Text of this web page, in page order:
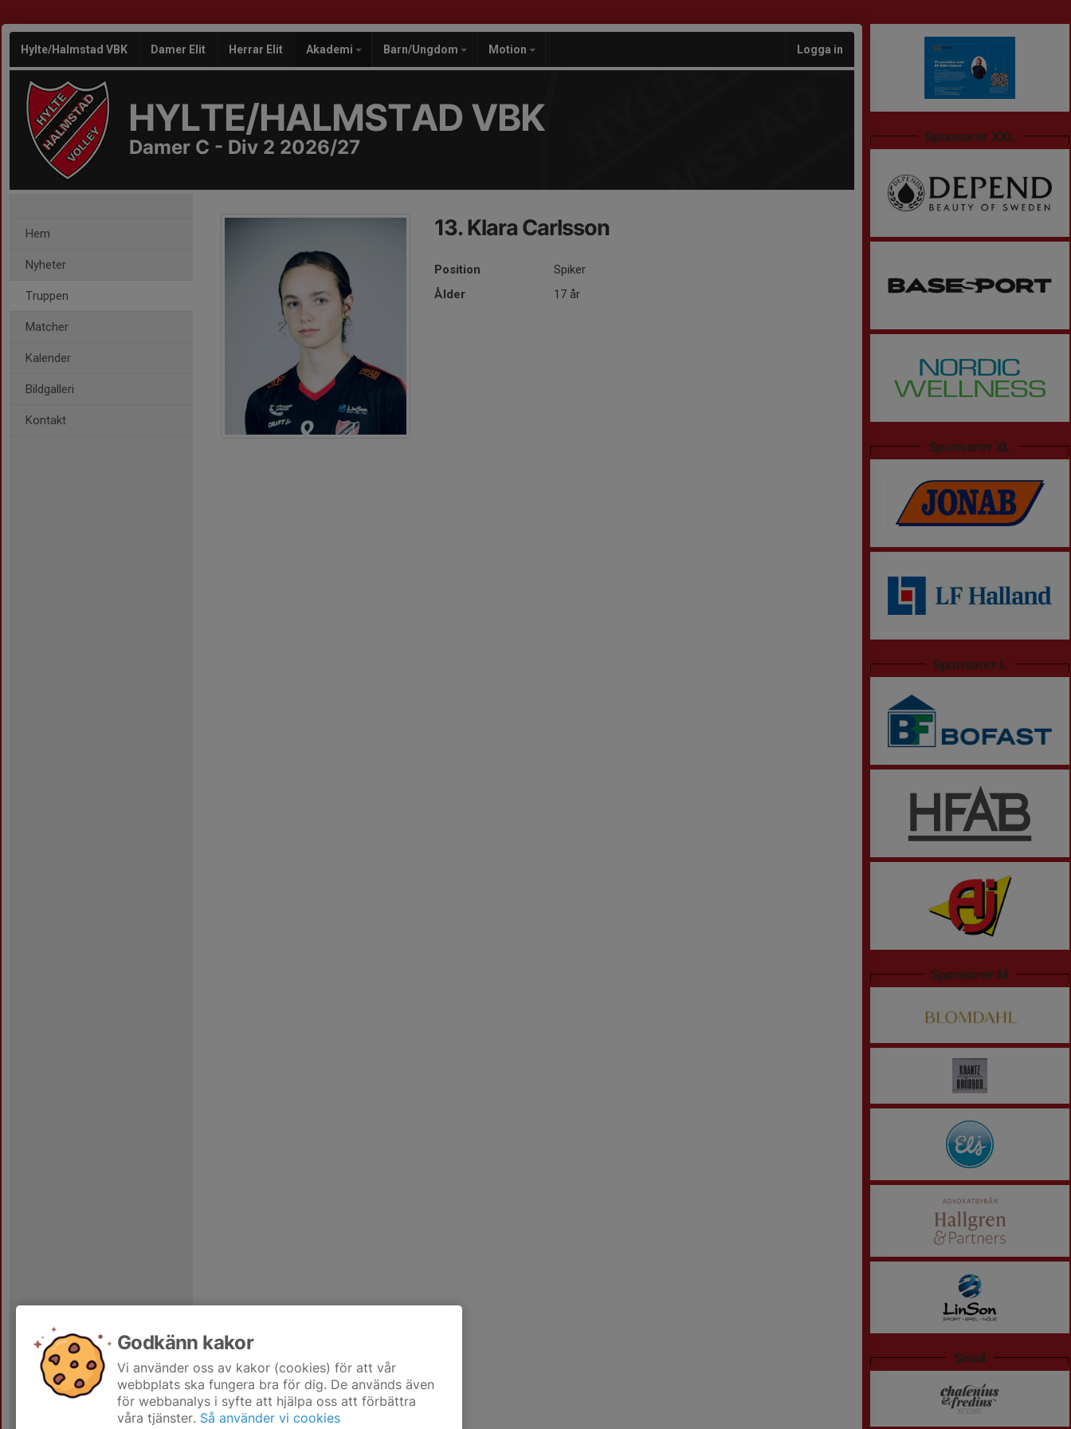
Hylte/Halmstad VBK Damer Elit Herrar Elit Akademi Barn/Ungdom Motion Logga in
HYLTE/HALMSTAD VBK
Damer C - Div 2 2026/27
Hem
Nyheter
Truppen
Matcher
Kalender
Bildgalleri
Kontakt
13. Klara Carlsson
Position
Spiker
Ålder
17 år
Sponsorer XXL
Sponsorer XL
Sponsorer L
Sponsorer M
Small
Godkänn kakor
Vi använder oss av kakor (cookies) för att vår
webbplats ska fungera bra för dig. De används även
för webbanalys i syfte att hjälpa oss att förbättra
våra tjänster. Så använder vi cookies